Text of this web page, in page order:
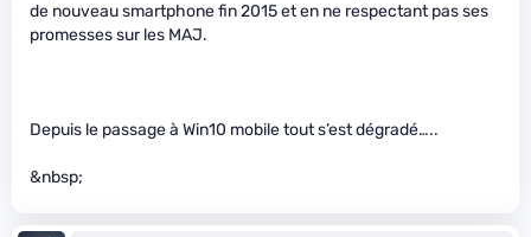
de nouveau smartphone fin 2015 et en ne respectant pas ses
promesses sur les MAJ.
Depuis le passage à Win10 mobile tout s’est dégradé…..
&nbsp;